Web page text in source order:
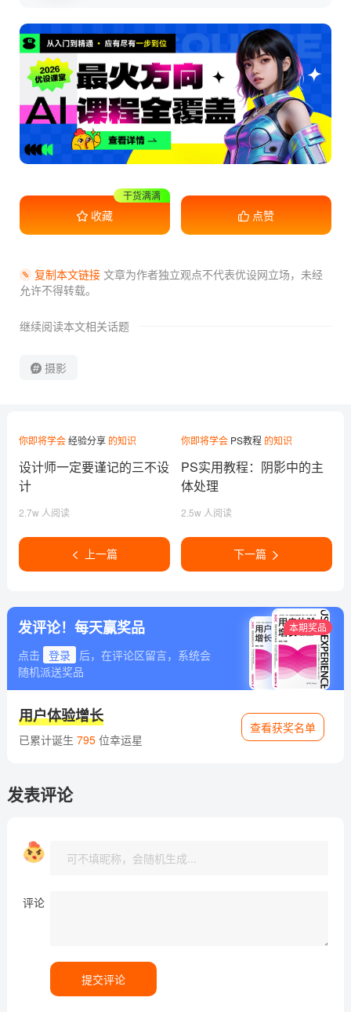
收藏
收藏学习
点赞
复制本文链接文章为作者独立观点不代表优设网立场， 未经
允许不得转载。
继续阅读本文相关话题
摄影
你即将学会经验分享的知识
设计师一定要谨记的三不设
计
2.7w 人阅读
上一篇
你即将学会 PS教程 的知识
PS实用教程：阴影中的主
体处理
2.5w 人阅读
下一篇
发评论！每天赢奖品
点击 登录
后，在评论区留言，系统会
随机派送奖品
本期奖品
用户体验增长
已累计诞生 795位幸运星
查看获奖名单
发表评论
评论
提交评论